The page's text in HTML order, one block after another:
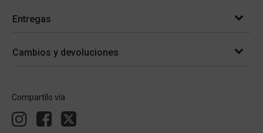
Entregas
Cambios y devoluciones
Compartílo vía